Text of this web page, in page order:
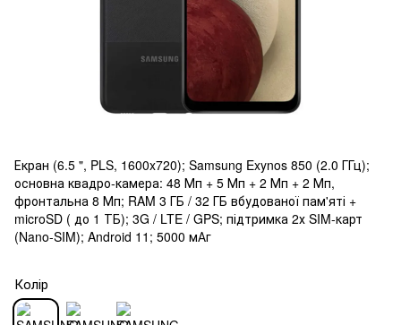
Екран (6.5 ", PLS, 1600x720); Samsung Exynos 850 (2.0 ГГц);
основна квадро-камера: 48 Мп + 5 Мп + 2 Мп + 2 Мп,
фронтальна 8 Мп; RAM 3 ГБ / 32 ГБ вбудованої пам'яті +
microSD ( до 1 ТБ); 3G / LTE / GPS; підтримка 2х SIM-карт
(Nano-SIM); Android 11; 5000 мАг
Колір